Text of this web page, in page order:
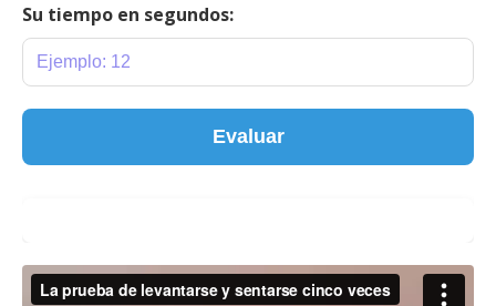
Su tiempo en segundos:
Evaluar